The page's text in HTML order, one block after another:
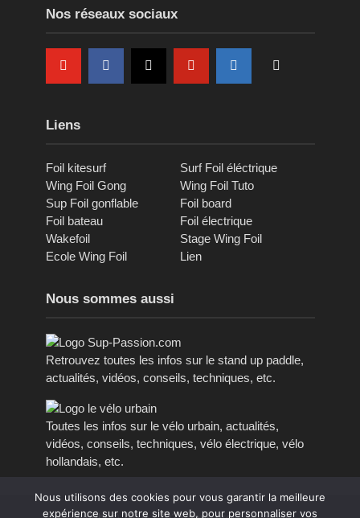
Nos réseaux sociaux
Liens
Foil kitesurf
Surf Foil éléctrique
Wing Foil Gong
Wing Foil Tuto
Sup Foil gonflable
Foil board
Foil bateau
Foil électrique
Wakefoil
Stage Wing Foil
Ecole Wing Foil
Lien
Nous sommes aussi
Retrouvez toutes les infos sur le stand up paddle,
actualités, vidéos, conseils, techniques, etc.
Toutes les infos sur le vélo urbain, actualités,
vidéos, conseils, techniques, vélo électrique, vélo
hollandais, etc.
Nous utilisons des cookies pour vous garantir la meilleure
expérience sur notre site web, pour personnaliser vos